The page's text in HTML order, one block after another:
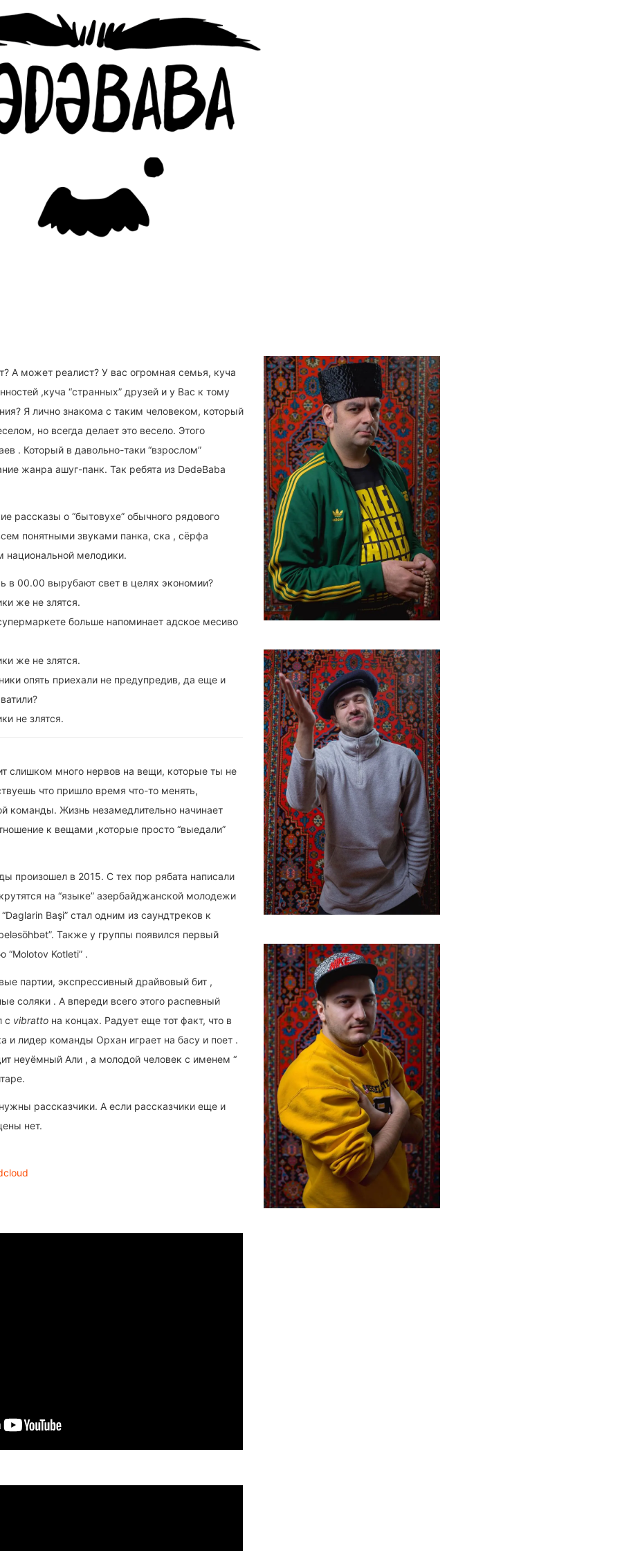
А может реалист? У вас огромная семья, куча
,куча “странных” друзей и у Вас к тому
Я лично знакома с таким человеком, который
но всегда делает это весело. Этого
. Который в давольно-таки “взрослом”
жанра ашуг-панк. Так ребята из DədəBaba
рассказы о “бытовухе” обычного рядового
понятными звуками панка, ска , сёрфа
национальной мелодики.
в 00.00 вырубают свет в целях экономии?
же не злятся.
больше напоминает адское месиво
же не злятся.
опять приехали не предупредив, да еще и
не злятся.
слишком много нервов на вещи, которые ты не
что пришло время что-то менять,
команды. Жизнь незамедлительно начинает
к вещами ,которые просто “выедали”
произошел в 2015. С тех пор рябата написали
на “языке” азербайджанской молодежи
Başi” стал одним из саундтреков к
Также у группы появился первый
“Molotov Kotleti” .
партии, экспрессивный драйвовый бит ,
соляки . А впереди всего этого распевный
с vibrattoна концах. Радует еще тот факт, что в
и лидер команды Орхан играет на басу и поет .
неуёмный Али , а молодой человек с именем “
рассказчики. А если рассказчики еще и
нет.